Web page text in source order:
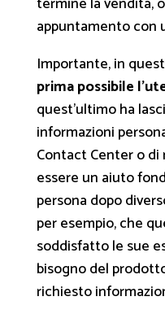
appuntamento con
Importante, in
prima possibile
quest’ultimo ha
informazioni
Contact Center o
essere un aiuto
persona dopo
per esempio, che
soddisfatto le sue
bisogno del
richiesto